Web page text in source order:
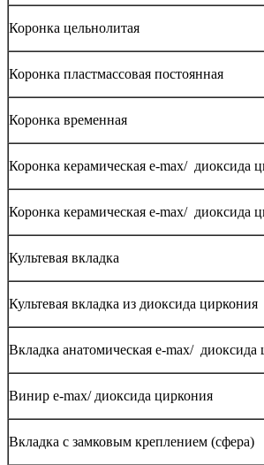
Коронка цельнолитая
Коронка пластмассовая постоянная
Коронка временная
Коронка керамическая e-max/ диоксида
Коронка керамическая e-max/ диоксида
Культевая вкладка
Культевая вкладка из диоксида циркония
Вкладка анатомическая e-max/ диоксида
Винир e-max/ диоксида циркония
Вкладка с замковым креплением (сфера)